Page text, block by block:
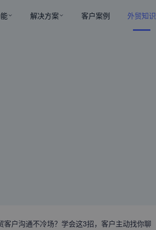
解决方案 客户案例 外贸知识
客户沟通不冷场？学会这3招，客户主动找你聊